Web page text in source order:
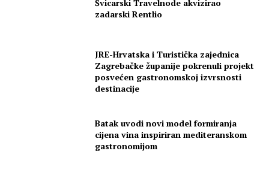
Švicarski Travelnode akvizirao
zadarski Rentlio
JRE-Hrvatska i Turistička zajednica
Zagrebačke županije pokrenuli projekt
posvećen gastronomskoj izvrsnosti
destinacije
Batak uvodi novi model formiranja
cijena vina inspiriran mediteranskom
gastronomijom